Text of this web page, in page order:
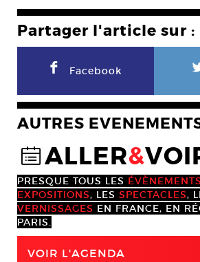
Partager l'article sur :
F Facebook
AUTRES
@ALLER&
PRESQUE TOUS LES ÉVÈNEMENTS
EXPOSITIONS, LES SPECTACLES,
VERNISSAGES EN FRANCE, EN
PARIS.
VOIR L'AGENDA